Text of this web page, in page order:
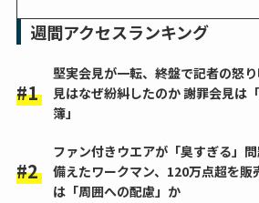
週間アクセスランキング
堅実会見が一転、終盤で記者の怒
見はなぜ紛糾したのか 謝罪会見は
簿」
ファン付きウエアが「臭すぎる」
備えたワークマン、120万点超を
は「周囲への配慮」か